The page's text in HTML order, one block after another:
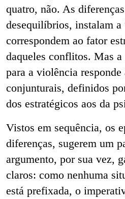
quatro, não. As
desequilíbrios, instalam a
correspondem ao fator
daqueles conflitos. Mas a
para a violência
conjunturais, definidos
dos estratégicos aos da
Vistos em sequência, os
diferenças, sugerem um
argumento, por sua vez,
claros: como nenhuma
está prefixada, o